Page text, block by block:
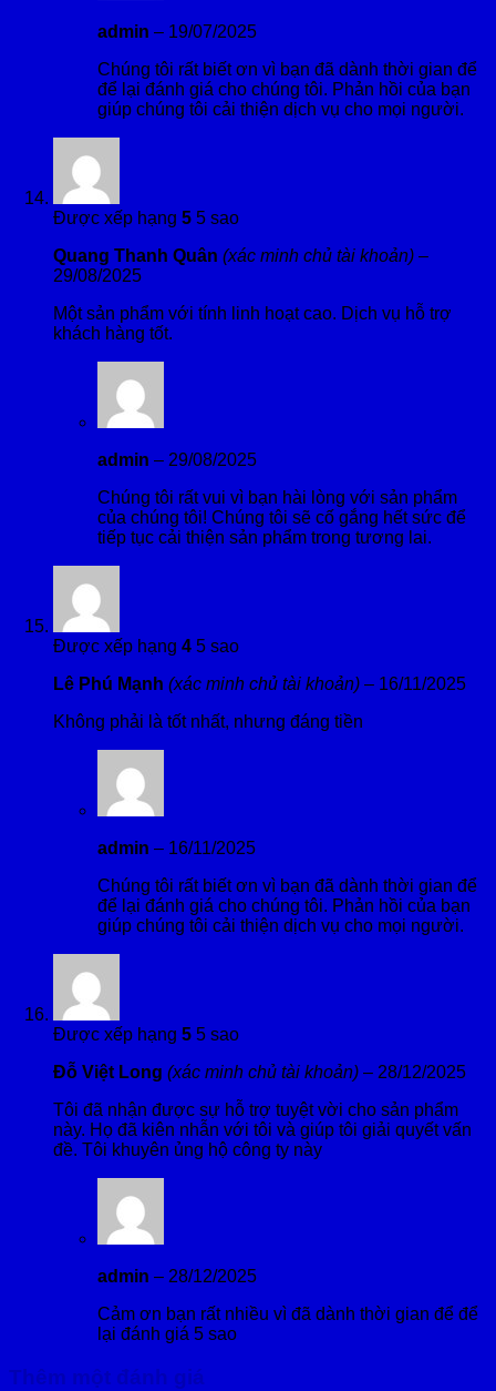
admin – 19/07/2025
Chúng tôi rất biết ơn vì bạn đã dành thời gian để
để lại đánh giá cho chúng tôi. Phản hồi của bạn
giúp chúng tôi cải thiện dịch vụ cho mọi người.
Được xếp hạng 5 5 sao
Quang Thanh Quân (xác minh chủ tài khoản) –
29/08/2025
Một sản phẩm với tính linh hoạt cao. Dịch vụ hỗ trợ
khách hàng tốt.
admin – 29/08/2025
Chúng tôi rất vui vì bạn hài lòng với sản phẩm
của chúng tôi! Chúng tôi sẽ cố gắng hết sức để
tiếp tục cải thiện sản phẩm trong tương lai.
Được xếp hạng 4 5 sao
Lê Phú Mạnh (xác minh chủ tài khoản) – 16/11/2025
Không phải là tốt nhất, nhưng đáng tiền
admin – 16/11/2025
Chúng tôi rất biết ơn vì bạn đã dành thời gian để
để lại đánh giá cho chúng tôi. Phản hồi của bạn
giúp chúng tôi cải thiện dịch vụ cho mọi người.
Được xếp hạng 5 5 sao
Đỗ Việt Long (xác minh chủ tài khoản) – 28/12/2025
Tôi đã nhận được sự hỗ trợ tuyệt vời cho sản phẩm
này. Họ đã kiên nhẫn với tôi và giúp tôi giải quyết vấn
đề. Tôi khuyên ủng hộ công ty này
admin – 28/12/2025
Cảm ơn bạn rất nhiều vì đã dành thời gian để để
lại đánh giá 5 sao
Thêm một đánh giá